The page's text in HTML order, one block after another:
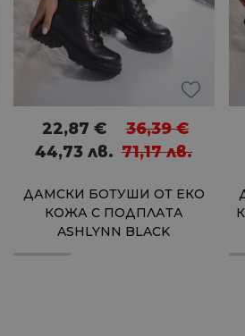
ДАМСКИ БОТУШИ ОТ ЕКО
КОЖА С ПОДПЛАТА
ASHLYNN BLACK
22,87€
44,73лв.
36,39€
71,17лв.